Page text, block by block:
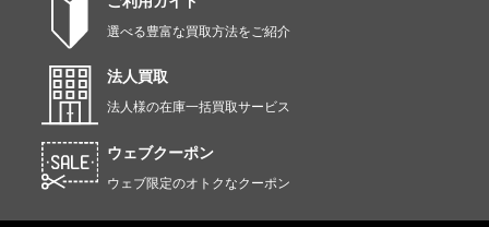
選べる豊富な買取方法をご紹介
法人買取
法人様の在庫一括買取サービス
ウェブクーポン
ウェブ限定のオトクなクーポン